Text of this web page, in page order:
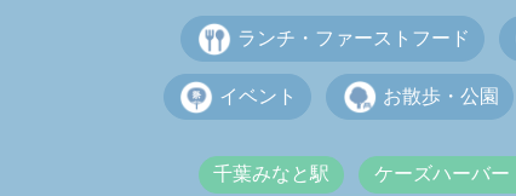
ランチ・ファーストフード
イベント お散歩・公園
千葉みなと駅 ケーズハーバ